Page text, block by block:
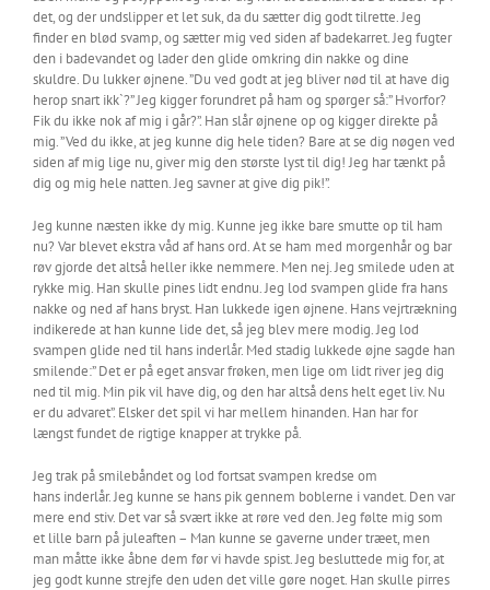
det, og der undslipper et let suk, da du sætter dig godt tilrette. Jeg
finder en blød svamp, og sætter mig ved siden af badekarret. Jeg fugter
den i badevandet og lader den glide omkring din nakke og dine
skuldre. Du lukker øjnene. ”Du ved godt at jeg bliver nød til at have dig
herop snart ikk`?” Jeg kigger forundret på ham og spørger så:” Hvorfor?
Fik du ikke nok af mig i går?”. Han slår øjnene op og kigger direkte på
mig. ”Ved du ikke, at jeg kunne dig hele tiden? Bare at se dig nøgen ved
siden af mig lige nu, giver mig den største lyst til dig! Jeg har tænkt på
dig og mig hele natten. Jeg savner at give dig pik!”.
Jeg kunne næsten ikke dy mig. Kunne jeg ikke bare smutte op til ham
nu? Var blevet ekstra våd af hans ord. At se ham med morgenhår og bar
røv gjorde det altså heller ikke nemmere. Men nej. Jeg smilede uden at
rykke mig. Han skulle pines lidt endnu. Jeg lod svampen glide fra hans
nakke og ned af hans bryst. Han lukkede igen øjnene. Hans vejrtrækning
indikerede at han kunne lide det, så jeg blev mere modig. Jeg lod
svampen glide ned til hans inderlår. Med stadig lukkede øjne sagde han
smilende:” Det er på eget ansvar frøken, men lige om lidt river jeg dig
ned til mig. Min pik vil have dig, og den har altså dens helt eget liv. Nu
er du advaret”. Elsker det spil vi har mellem hinanden. Han har for
længst fundet de rigtige knapper at trykke på.
Jeg trak på smilebåndet og lod fortsat svampen kredse om
hans inderlår. Jeg kunne se hans pik gennem boblerne i vandet. Den var
mere end stiv. Det var så svært ikke at røre ved den. Jeg følte mig som
et lille barn på juleaften – Man kunne se gaverne under træet, men
man måtte ikke åbne dem før vi havde spist. Jeg besluttede mig for, at
jeg godt kunne strejfe den uden det ville gøre noget. Han skulle pirres